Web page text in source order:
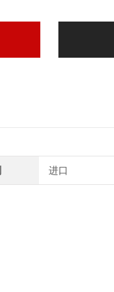
进口